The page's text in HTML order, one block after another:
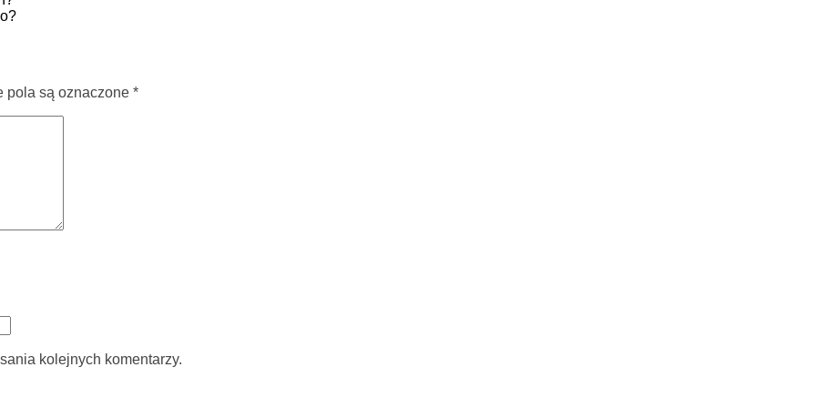
pola są oznaczone *
kolejnych komentarzy.